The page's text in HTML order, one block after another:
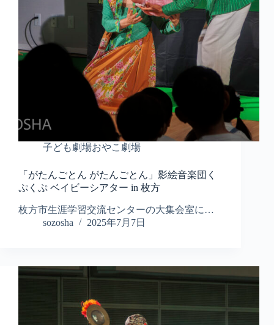
子ども劇場おやこ劇場
「がたんごとん がたんごとん」影絵音楽団く
ぷくぷ ベイビーシアター in 枚方
枚方市生涯学習交流センターの大集会室に…
sozosha
2025年7月7日